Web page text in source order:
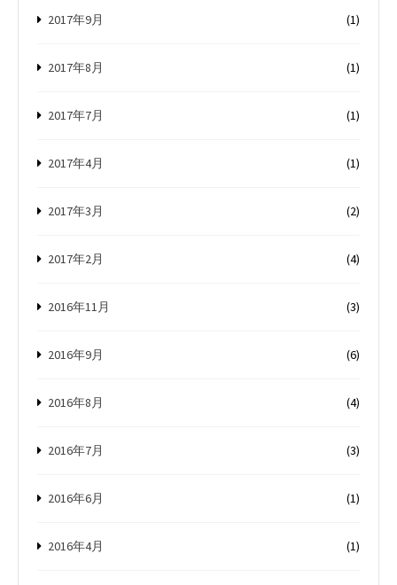
2017年9月 (1)
2017年8月 (1)
2017年7月 (1)
2017年4月 (1)
2017年3月 (2)
2017年2月 (4)
2016年11月 (3)
2016年9月 (6)
2016年8月 (4)
2016年7月 (3)
2016年6月 (1)
2016年4月 (1)